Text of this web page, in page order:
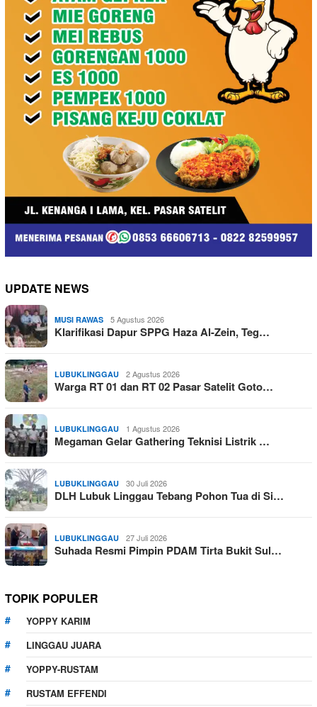
UPDATE NEWS
MUSI RAWAS 5 Agustus 2026
Klarifikasi Dapur SPPG Haza Al-Zein, Teg…
LUBUKLINGGAU 2 Agustus 2026
Warga RT 01 dan RT 02 Pasar Satelit Goto…
LUBUKLINGGAU 1 Agustus 2026
Megaman Gelar Gathering Teknisi Listrik …
LUBUKLINGGAU 30 Juli 2026
DLH Lubuk Linggau Tebang Pohon Tua di Si…
LUBUKLINGGAU 27 Juli 2026
Suhada Resmi Pimpin PDAM Tirta Bukit Sul…
TOPIK POPULER
YOPPY KARIM
LINGGAU JUARA
YOPPY-RUSTAM
RUSTAM EFFENDI